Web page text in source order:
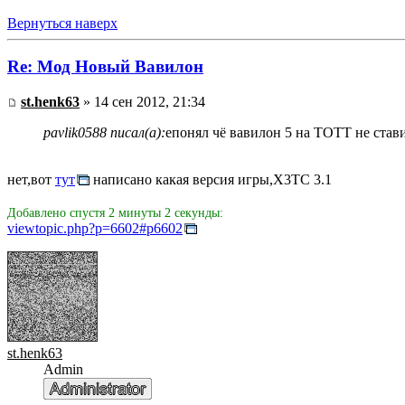
Вернуться наверх
Re: Мод Новый Вавилон
st.henk63 » 14 сен 2012, 21:34
pavlik0588 писал(а):епонял чё вавилон 5 на TOTT не
нет,вот тут написано какая версия игры,Х3ТС 3.1
Добавлено спустя 2 минуты 2 секунды:
viewtopic.php?p=6602#p6602
st.henk63
Admin